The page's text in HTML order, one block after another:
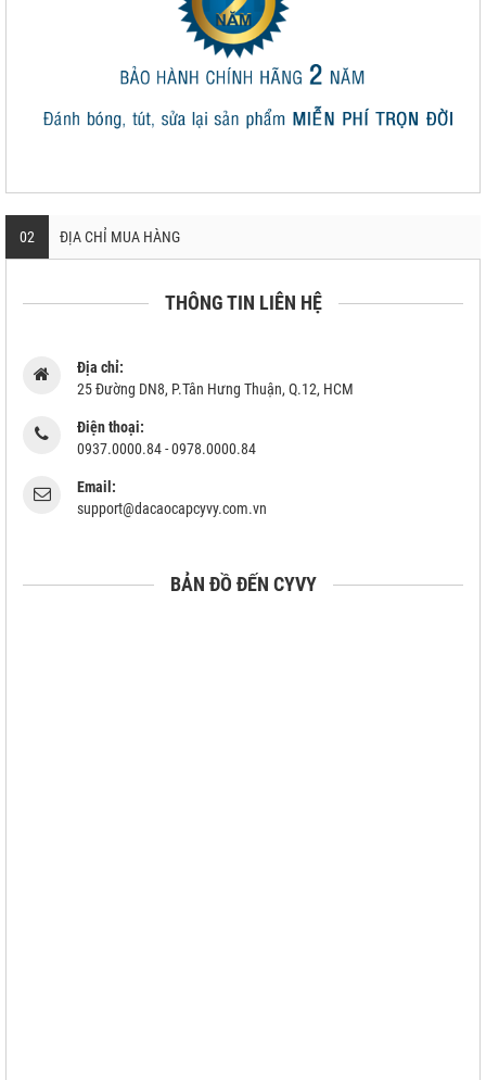
02 ĐỊA CHỈ MUA HÀNG
THÔNG TIN LIÊN HỆ
Địa chỉ:
25 Đường DN8, P.Tân Hưng Thuận, Q.12, HCM
Điện thoại:
0937.0000.84 - 0978.0000.84
Email:
support@dacaocapcyvy.com.vn
BẢN ĐỒ ĐẾN CYVY